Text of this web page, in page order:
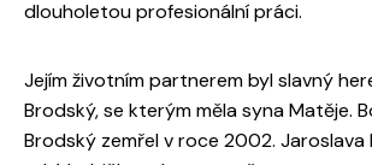
dlouholetou profesionální práci.
Jejím životním partnerem byl slavný
Brodský, se kterým měla syna Matěje.
Brodský zemřel v roce 2002. Jaroslava